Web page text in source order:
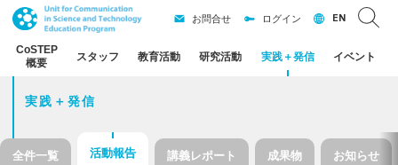
CoSTEP
概要
スタッフ 教育活動 研究活動 実践＋発信 イベント
お問合せ ログイン EN
実践＋発信
全件一覧 活動報告 講義レポート 成果物 お知らせ